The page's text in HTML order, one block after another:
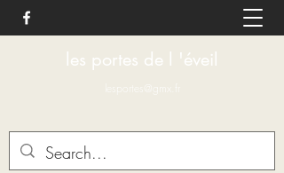
les portes de l 'éveil
lesportes@gmx.fr